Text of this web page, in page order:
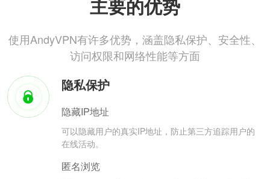
主要的优势
使用AndyVPN有许多优势，涵盖隐私保护、安全性、
访问权限和网络性能等方面
隐私保护
隐藏IP地址
可以隐藏用户的真实IP地址，防止第三方追踪用户的
在线活动。
匿名浏览